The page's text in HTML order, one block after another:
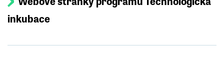
Webové stránky programu Technologická
inkubace